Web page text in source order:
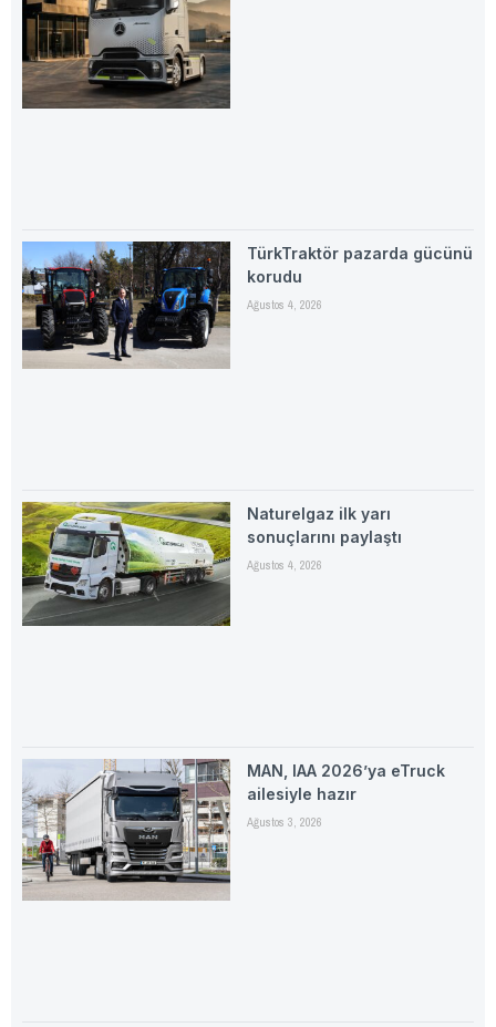
TürkTraktör pazarda gücünü
korudu
Ağustos 4, 2026
Naturelgaz ilk yarı
sonuçlarını paylaştı
Ağustos 4, 2026
MAN, IAA 2026’ya eTruck
ailesiyle hazır
Ağustos 3, 2026